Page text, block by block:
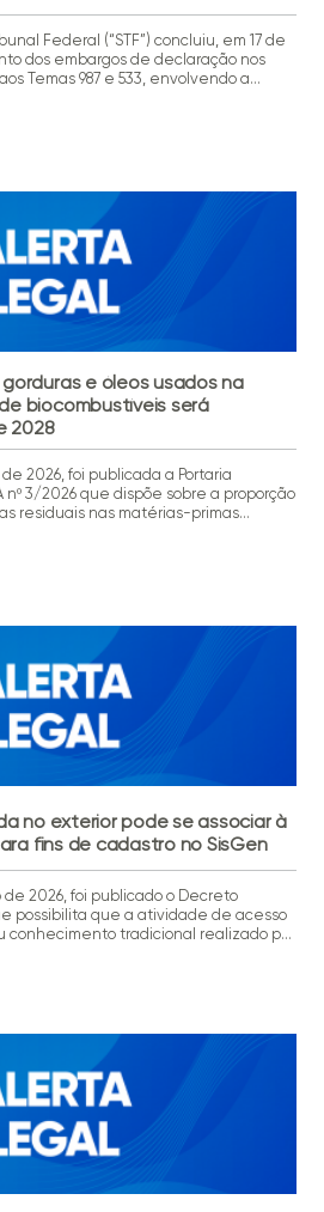
Federal (“STF”) concluiu, em 17 de
dos embargos de declaração nos
Temas 987 e 533, envolvendo a
e óleos usados na
biocombustíveis será
2028
de 2026, foi publicada a Portaria
nº 3/2026 que dispõe sobre a proporção
residuais nas matérias-primas
no exterior pode se associar à
fins de cadastro no SisGen
de 2026, foi publicado o Decreto
possibilita que a atividade de acesso
conhecimento tradicional realizado por